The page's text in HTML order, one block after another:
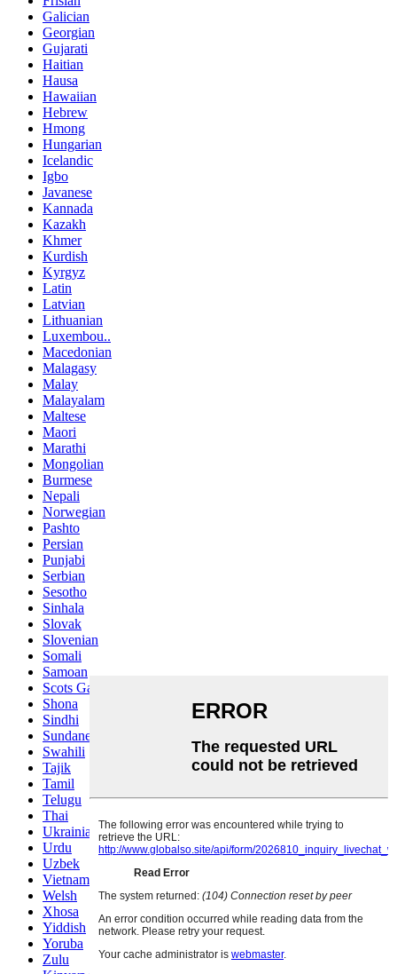
Galician
Georgian
Gujarati
Haitian
Hausa
Hawaiian
Hebrew
Hmong
Hungarian
Icelandic
Igbo
Javanese
Kannada
Kazakh
Khmer
Kurdish
Kyrgyz
Latin
Latvian
Lithuanian
Luxembou..
Macedonian
Malagasy
Malay
Malayalam
Maltese
Maori
Marathi
Mongolian
Burmese
Nepali
Norwegian
Pashto
Persian
Punjabi
Serbian
Sesotho
Sinhala
Slovak
Slovenian
Somali
Samoan
Scots Gaelic
Shona
Sindhi
Sundanese
Swahili
Tajik
Tamil
Telugu
Thai
Ukrainian
Urdu
Uzbek
Vietnamese
Welsh
Xhosa
Yiddish
Yoruba
Zulu